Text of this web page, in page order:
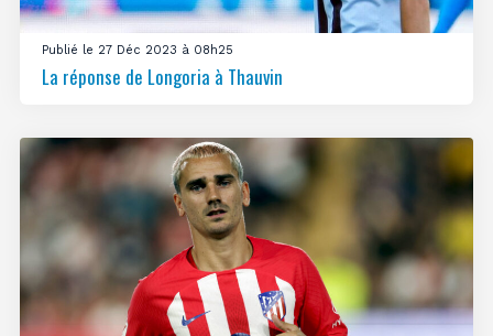
Publié le 27 Déc 2023 à 08h25
La réponse de Longoria à Thauvin